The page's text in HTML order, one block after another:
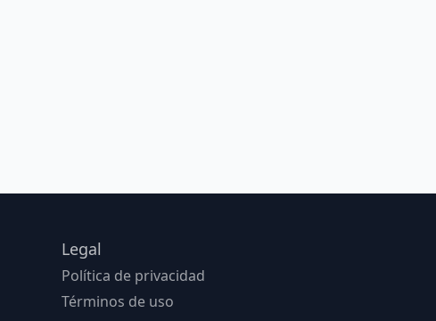
Legal
Política de privacidad
Términos de uso